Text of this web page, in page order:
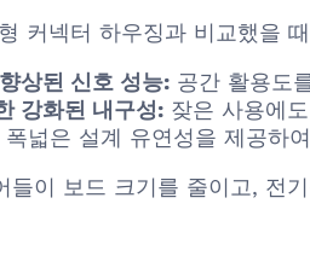
커넥터 하우징과 비교했을
상된 신호 성능: 공간 활용도
강화된 내구성: 잦은 사용에
폭넓은 설계 유연성을 제공하
들이 보드 크기를 줄이고, 전